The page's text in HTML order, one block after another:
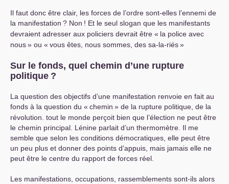
Il faut donc être clair, les forces de l’ordre sont-elles l’ennemi de
la manifestation ? Non ! Et le seul slogan que les manifestants
devraient adresser aux policiers devrait être « la police avec
nous» ou « vous êtes, nous sommes, des sa-la-riés»
Sur le fonds, quel chemin d’une rupture
politique ?
La question des objectifs d’une manifestation renvoie en fait au
fonds à la question du « chemin » de la rupture politique, de la
révolution. tout le monde perçoit bien que l’élection ne peut être
le chemin principal. Lénine parlait d’un thermomètre. Il me
semble que selon les conditions démocratiques, elle peut être
un peu plus et donner des points d’appuis, mais jamais elle ne
peut être le centre du rapport de forces réel.
Les manifestations, occupations, rassemblements sont-ils alors